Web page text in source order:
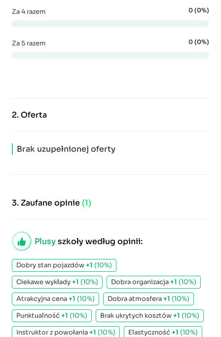
Za 4 razem 0 (0%)
Za 5 razem 0 (0%)
2.Oferta
Brak uzupełnionej oferty
3.Zaufane opinie (1)
Plusyszkoły według opinii:
Dobry stan pojazdów+1 (10%)
Ciekawe wykłady+1 (10%) Dobra organizacja+1 (10%)
Atrakcyjna cena+1 (10%) Dobra atmosfera+1 (10%)
Punktualność+1 (10%) Brak ukrytych kosztów+1 (10%)
Instruktor z powołania+1 (10%) Elastyczność+1 (10%)